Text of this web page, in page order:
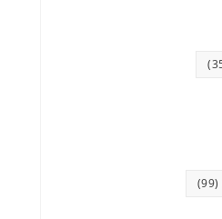
(99)